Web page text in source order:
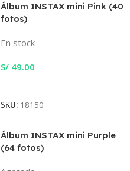
Álbum INSTAX mini Pink (40
fotos)
En stock
S/ 49.00
SKU: 18150
Álbum INSTAX mini Purple
(64 fotos)